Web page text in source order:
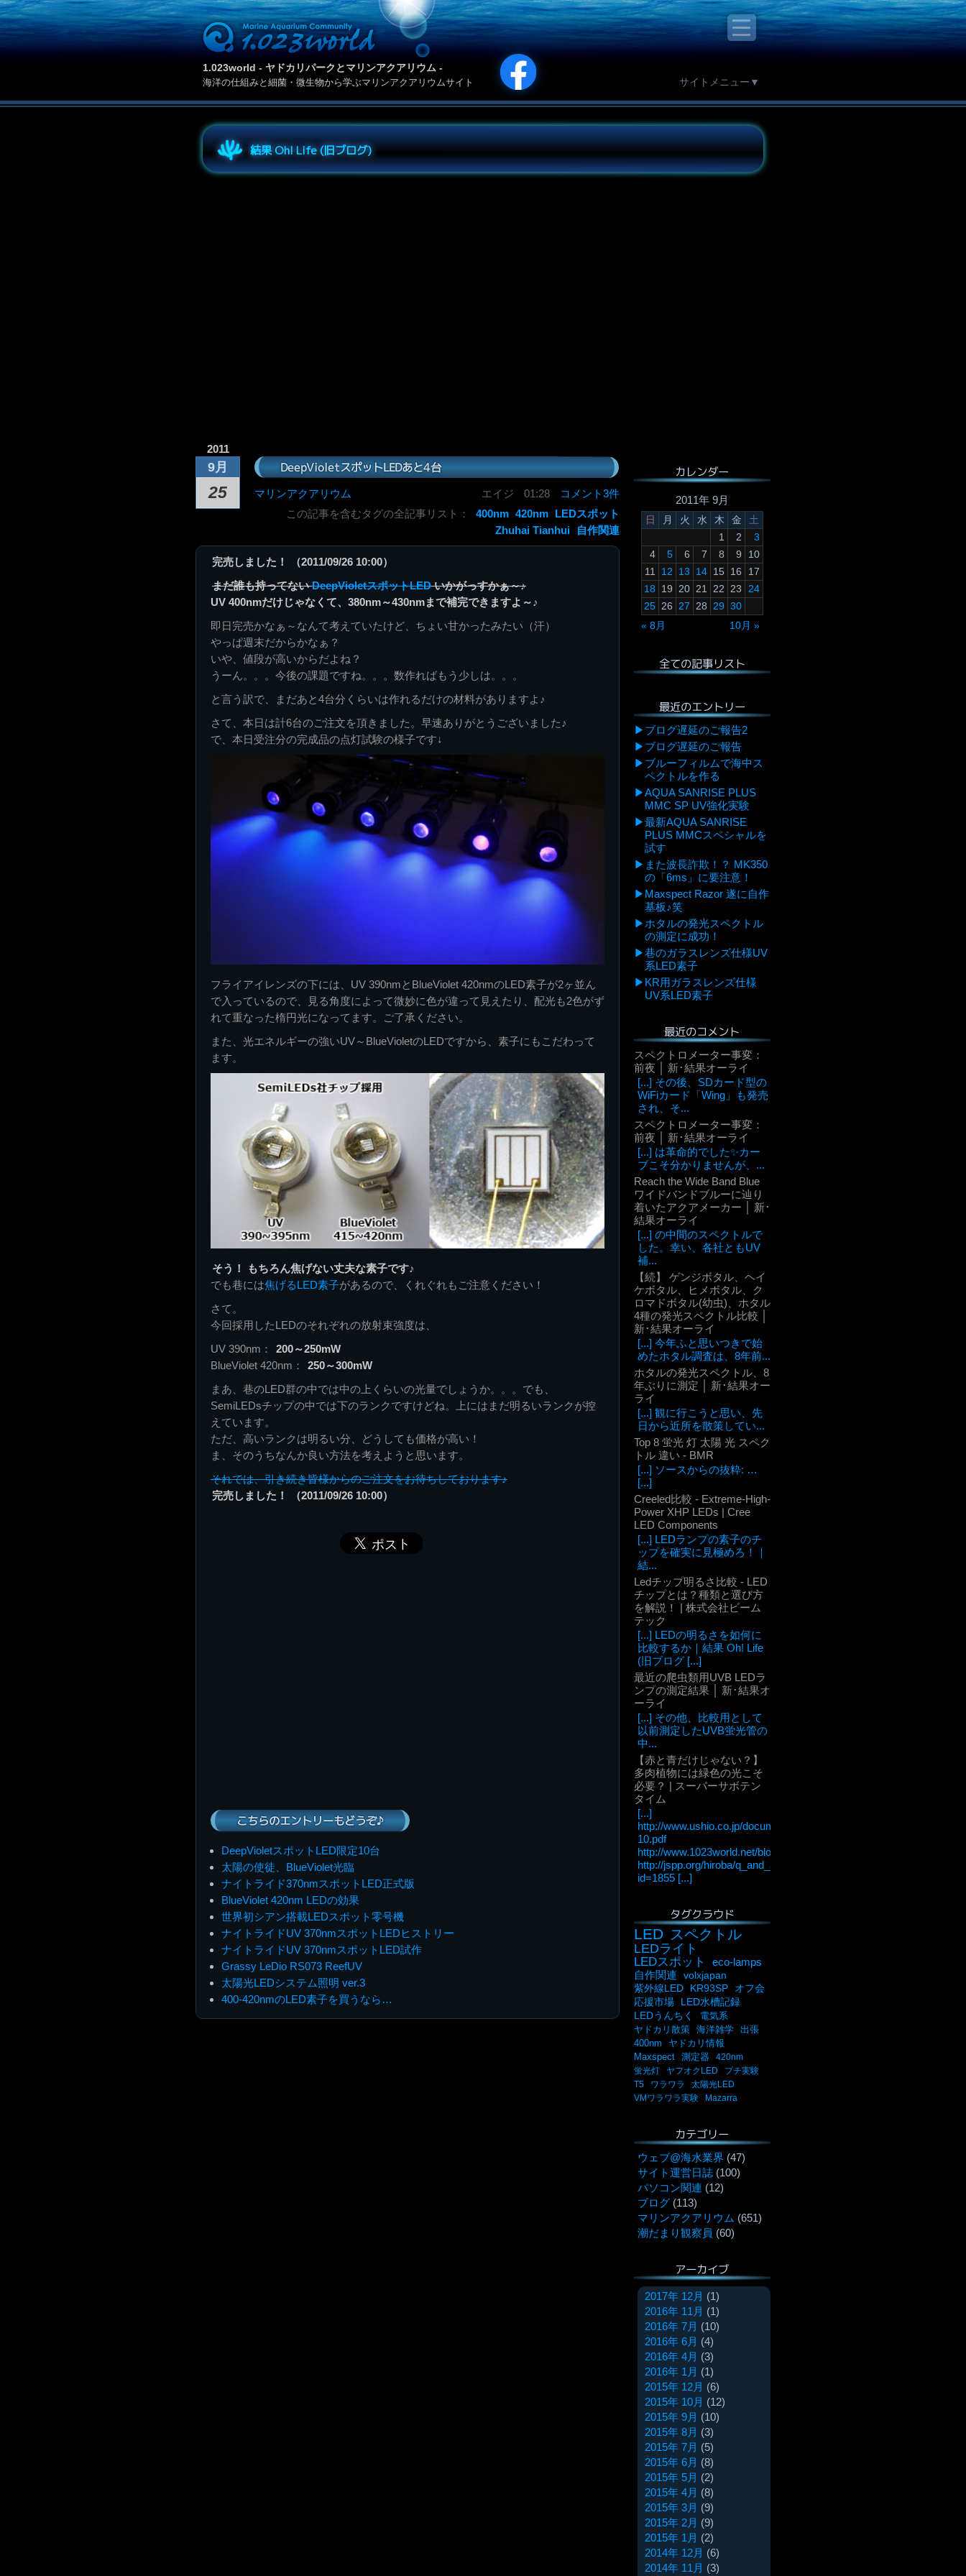
1.023world - ヤドカリパークとマリンアクアリウム -
海洋の仕組みと細菌・微生物から学ぶマリンアクアリウムサイト サイトメニュー▼
結果 Oh! Life (旧ブログ)
2011
9月
25
DeepVioletスポットLEDあと4台
マリンアクアリウム エイジ 01:28
コメント3件
この記事を含むタグの全記事リスト：
400nm 420nm LEDスポット
Zhuhai Tianhui
自作関連
完売しました！ （2011/09/26 10:00）
まだ誰も持ってないDeepVioletスポットLEDいかがっすかぁ～♪
UV 400nmだけじゃなくて、380nm～430nmまで補完できますよ～♪
即日完売かなぁ～なんて考えていたけど、ちょい甘かったみたい（汗）
やっぱ週末だからかなぁ？
いや、値段が高いからだよね？
うーん。。。今後の課題ですね。。。数作ればもう少しは。。。
と言う訳で、まだあと4台分くらいは作れるだけの材料がありますよ♪
さて、本日は計6台のご注文を頂きました。早速ありがとうございました♪
で、本日受注分の完成品の点灯試験の様子です↓
フライアイレンズの下には、UV 390nmとBlueViolet 420nmのLED素子が2ヶ並ん
で入っているので、見る角度によって微妙に色が違って見えたり、配光も2色がず
れて重なった楕円光になってます。ご了承ください。
また、光エネルギーの強いUV～BlueVioletのLEDですから、素子にもこだわって
ます。
そう！ もちろん焦げない丈夫な素子です♪
でも巷には焦げるLED素子があるので、くれぐれもご注意ください！
さて。
今回採用したLEDのそれぞれの放射束強度は、
UV 390nm：
200～250mW
BlueViolet 420nm：
250～300mW
まあ、巷のLED群の中では中の上くらいの光量でしょうか。。。でも、
SemiLEDsチップの中では下のランクですけどね。上にはまだ明るいランクが控
えています。
ただ、高いランクは明るい分、どうしても価格が高い！
ま、そのうちなんか良い方法を考えようと思います。
それでは、引き続き皆様からのご注文をお待ちしております♪
完売しました！ （2011/09/26 10:00）
こちらのエントリーもどうぞ♪
DeepVioletスポットLED限定10台
太陽の使徒、BlueViolet光臨
ナイトライド370nmスポットLED正式版
BlueViolet 420nm LEDの効果
世界初シアン搭載LEDスポット零号機
ナイトライドUV 370nmスポットLEDヒストリー
ナイトライドUV 370nmスポットLED試作
Grassy LeDio RS073 ReefUV
太陽光LEDシステム照明 ver.3
400-420nmのLED素子を買うなら…
カレンダー
2011年 9月
日 月 火 水 木 金 土
« 8月 10月 »
1 2
3
4
5 6 7 8 9
10
11
12 13 14 15 16
17
18
19 20 21 22 23
24
25 26 27 28 29 30
全ての記事リスト
最近のエントリー
ブログ遅延のご報告2
ブログ遅延のご報告
ブルーフィルムで海中ス
ペクトルを作る
AQUA SANRISE PLUS
MMC SP UV強化実験
最新AQUA SANRISE
PLUS MMCスペシャルを
試す
また波長詐欺！？ MK350
の「6ms」に要注意！
Maxspect Razor 遂に自作
基板♪笑
ホタルの発光スペクトル
の測定に成功！
巷のガラスレンズ仕様UV
系LED素子
KR用ガラスレンズ仕様
UV系LED素子
最近のコメント
スペクトロメーター事変：
前夜 │ 新･結果オーライ
[...] その後、SDカード型の
WiFiカード「Wing」も発売
され、そ...
スペクトロメーター事変：
前夜 │ 新･結果オーライ
[...] は革命的でした✨カー
ブこそ分かりませんが、...
Reach the Wide Band Blue
ワイドバンドブルーに辿り
着いたアクアメーカー │ 新･
結果オーライ
[...] の中間のスペクトルで
した。幸い、各社ともUV
補...
【続】 ゲンジボタル、ヘイ
ケボタル、ヒメボタル、ク
ロマドボタル(幼虫)、ホタル
4種の発光スペクトル比較 │
新･結果オーライ
[...] 今年ふと思いつきで始
めたホタル調査は、8年前...
ホタルの発光スペクトル、8
年ぶりに測定 │ 新･結果オー
ライ
[...] 観に行こうと思い、先
日から近所を散策してい...
Top 8 蛍光 灯 太陽 光 スペク
トル 違い - BMR
[...] ソースからの抜粋: …
[...]
Creeled比較 - Extreme-High-
Power XHP LEDs | Cree
LED Components
[...] LEDランプの素子のチ
ップを確実に見極めろ！｜
結...
Ledチップ明るさ比較 - LED
チップとは？種類と選び方
を解説！ | 株式会社ビーム
テック
[...] LEDの明るさを如何に
比較するか｜結果 Oh! Life
(旧ブログ [...]
最近の爬虫類用UVB LEDラ
ンプの測定結果 │ 新･結果オ
ーライ
[...] その他、比較用として
以前測定したUVB蛍光管の
中...
【赤と青だけじゃない？】
多肉植物には緑色の光こそ
必要？ | スーパーサボテン
タイム
[...]
http://www.ushio.co.jp/documents/technology/lightedge/lightedge_36/
10.pdf
http://www.1023world.net/blog/
http://jspp.org/hiroba/q_and_a/detail.html?
id=1855 [...]
タグクラウド
LED スペクトル
LEDライト
LEDスポット
eco-lamps
自作関連
volxjapan
紫外線LED
KR93SP
オフ会
応援市場
LED水槽記録
LEDうんちく
電気系
ヤドカリ散策 海洋雑学 出張
400nm
ヤドカリ情報
Maxspect
測定器
420nm
蛍光灯
ヤフオクLED
プチ実験
T5
ワラワラ
太陽光LED
VMワラワラ実験
Mazarra
カテゴリー
ウェブ@海水業界 (47)
サイト運営日誌 (100)
パソコン関連 (12)
ブログ (113)
マリンアクアリウム (651)
潮だまり観察員 (60)
アーカイブ
2017年 12月 (1)
2016年 11月 (1)
2016年 7月 (10)
2016年 6月 (4)
2016年 4月 (3)
2016年 1月 (1)
2015年 12月 (6)
2015年 10月 (12)
2015年 9月 (10)
2015年 8月 (3)
2015年 7月 (5)
2015年 6月 (8)
2015年 5月 (2)
2015年 4月 (8)
2015年 3月 (9)
2015年 2月 (9)
2015年 1月 (2)
2014年 12月 (6)
2014年 11月 (3)